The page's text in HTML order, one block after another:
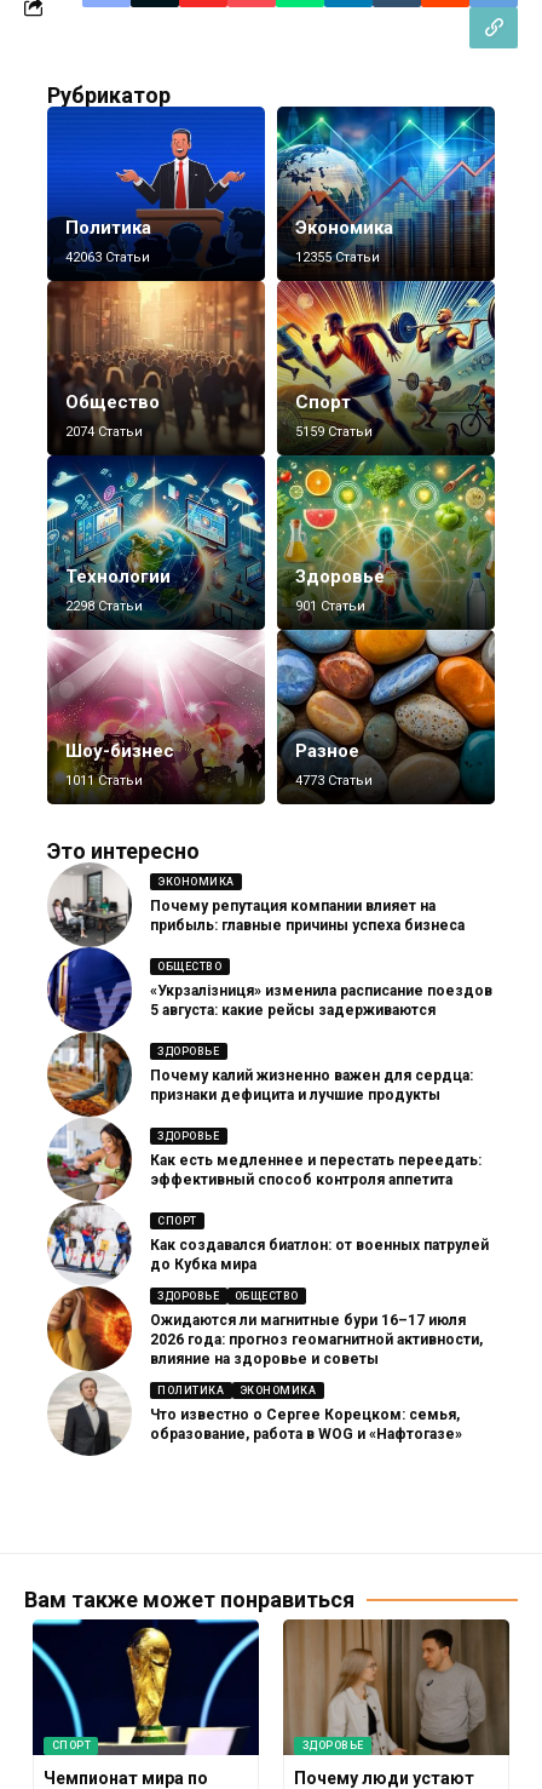
Рубрикатор
Политика
42063 Статьи
Экономика
12355 Статьи
Общество
2074 Статьи
Спорт
5159 Статьи
Технологии
2298 Статьи
Здоровье
901 Статьи
Шоу-бизнес
1011 Статьи
Разное
4773 Статьи
Это интересно
ЭКОНОМИКА
Почему репутация компании влияет на
прибыль: главные причины успеха бизнеса
ОБЩЕСТВО
«Укрзалізниця» изменила расписание поездов
5 августа: какие рейсы задерживаются
ЗДОРОВЬЕ
Почему калий жизненно важен для сердца:
признаки дефицита и лучшие продукты
ЗДОРОВЬЕ
Как есть медленнее и перестать переедать:
эффективный способ контроля аппетита
СПОРТ
Как создавался биатлон: от военных патрулей
до Кубка мира
ЗДОРОВЬЕ ОБЩЕСТВО
Ожидаются ли магнитные бури 16–17 июля
2026 года: прогноз геомагнитной активности,
влияние на здоровье и советы
ПОЛИТИКА ЭКОНОМИКА
Что известно о Сергее Корецком: семья,
образование, работа в WOG и «Нафтогазе»
Вам также может понравиться
СПОРТ
Чемпионат мира по
ЗДОРОВЬЕ
Почему люди устают